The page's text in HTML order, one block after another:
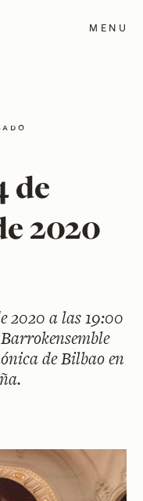
MENU
de
2020
2020 a las 19:00
de Bilbao en